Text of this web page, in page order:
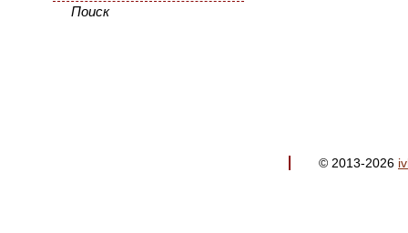
Поиск
© 2013-2026